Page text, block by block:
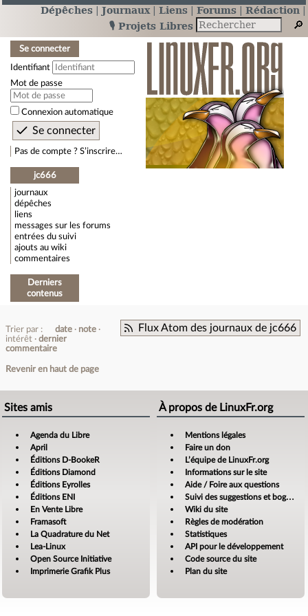
Dépêches Journaux Liens Forums
Rédaction
🎙️ Projets Libres
Se connecter
Identifiant
Mot de passe
Connexion automatique
Pas de compte ? S’inscrire…
jc666
journaux
dépêches
liens
messages sur les forums
entrées du suivi
ajouts au wiki
commentaires
Derniers
contenus
Flux Atom des journaux de jc666
Trier par : date
note
intérêt
dernier
commentaire
Revenir en haut de page
Sites amis
Agenda du Libre
April
Éditions D-BookeR
Éditions Diamond
Éditions Eyrolles
Éditions ENI
En Vente Libre
Framasoft
La Quadrature du Net
Lea-Linux
Open Source Initiative
Imprimerie Grafik Plus
À propos de LinuxFr.org
Mentions légales
Faire un don
L’équipe de LinuxFr.org
Informations sur le site
Aide / Foire aux questions
Suivi des suggestions et bogues
Wiki du site
Règles de modération
Statistiques
API pour le développement
Code source du site
Plan du site